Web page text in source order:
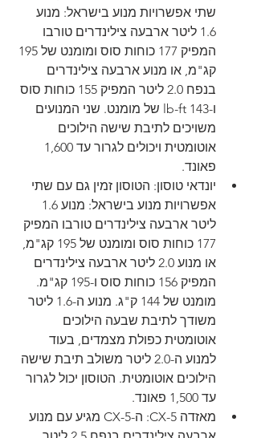
שתי אפשרויות מנוע בישראל: מנוע
1.6 ליטר ארבעה צילינדרים טורבו
קג"מ, או מנוע ארבעה צילינדרים
בנפח 2.0 ליטר המפיק 155 כוחות סוס
ו-143 lb-ft של מומנט. שני המנועים
משויכים לתיבת שישה הילוכים
פאונד.
יונדאי טוסון: הטוסון זמין גם עם שתי
ליטר ארבעה צילינדרים טורבו המפיק
177 ​​כוחות סוס ומומנט של 195 קג"מ,
או מנוע 2.0 ליטר ארבעה צילינדרים
המפיק 156 כוחות סוס ו-195 קג"מ.
מומנט של 144 ק"ג. מנוע ה-1.6 ליטר
משודך לתיבת שבעה הילוכים
אוטומטית כפולת מצמדים, בעוד
למנוע ה-2.0 ליטר משולב תיבת שישה
הילוכים אוטומטית. הטוסון יכול לגרור
עד 1,500 פאונד.
מאזדה CX-5: ה-CX-5 מגיע עם מנוע